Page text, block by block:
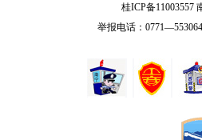
桂ICP备11003557
举报电话：